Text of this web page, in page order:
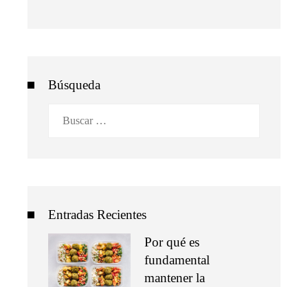
Búsqueda
Entradas Recientes
Por qué es
fundamental
mantener la